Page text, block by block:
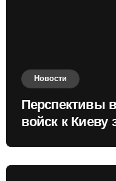
Новости
Перспективы
войск к Киеву